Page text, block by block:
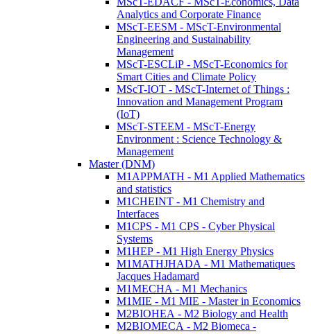
Analytics and Corporate Finance
MScT-EESM - MScT-Environmental
Engineering and Sustainability
Management
MScT-ESCLiP - MScT-Economics for
Smart Cities and Climate Policy
MScT-IOT - MScT-Internet of Things :
Innovation and Management Program
(IoT)
MScT-STEEM - MScT-Energy
Environment : Science Technology &
Management
Master (DNM)
M1APPMATH - M1 Applied Mathematics
and statistics
M1CHEINT - M1 Chemistry and
Interfaces
M1CPS - M1 CPS - Cyber Physical
Systems
M1HEP - M1 High Energy Physics
M1MATHJHADA - M1 Mathematiques
Jacques Hadamard
M1MECHA - M1 Mechanics
M1MIE - M1 MIE - Master in Economics
M2BIOHEA - M2 Biology and Health
M2BIOMECA - M2 Biomeca -